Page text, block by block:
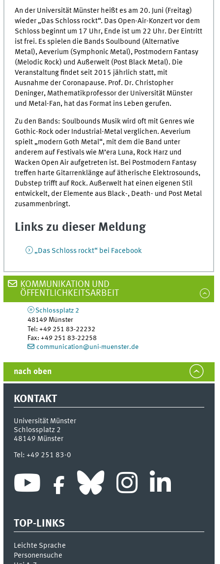
An der Universität Münster heißt es am 20. Juni (Freitag)
wieder „Das Schloss rockt“. Das Open-Air-Konzert vor dem
Schloss beginnt um 17 Uhr, Ende ist um 22 Uhr. Der Eintritt
ist frei. Es spielen die Bands Soulbound (Alternative
Metal), Aeverium (Symphonic Metal), Postmodern Fantasy
(Melodic Rock) und Außerwelt (Post Black Metal). Die
Veranstaltung findet seit 2015 jährlich statt, mit
Ausnahme der Coronapause. Prof. Dr. Christopher
Deninger, Mathematikprofessor der Universität Münster
und Metal-Fan, hat das Format ins Leben gerufen.
Zu den Bands: Soulbounds Musik wird oft mit Genres wie
Gothic-Rock oder Industrial-Metal verglichen. Aeverium
spielt „modern Goth Metal“, mit dem die Band unter
anderem auf Festivals wie M’era Luna, Rock Harz und
Wacken Open Air aufgetreten ist. Bei Postmodern Fantasy
treffen harte Gitarrenklänge auf ätherische Elektrosounds,
Dubstep trifft auf Rock. Außerwelt hat einen eigenen Stil
entwickelt, der Elemente aus Black-, Death- und Post Metal
zusammenbringt.
Links zu dieser Meldung
„Das Schloss rockt“ bei Facebook
KOMMUNIKATION UND
ÖFFENTLICHKEITSARBEIT
Schlossplatz 2
48149 Münster
Tel:+49 251 83-22232
Fax:+49 251 83-22258
communication@uni-muenster.de
nach oben
KONTAKT
Universität Münster
Schlossplatz 2
48149 Münster
Tel:+49 251 83-0
TOP-LINKS
Leichte Sprache
Personensuche